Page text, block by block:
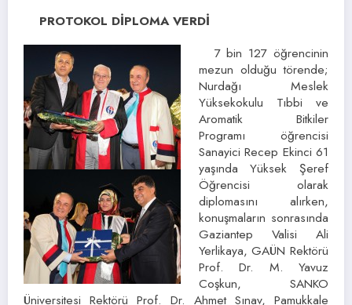
PROTOKOL DİPLOMA VERDİ
7 bin 127 öğrencinin
mezun olduğu törende;
Nurdağı Meslek
Yüksekokulu Tıbbi ve
Aromatik Bitkiler
Programı öğrencisi
Sanayici Recep Ekinci 61
yaşında Yüksek Şeref
Öğrencisi olarak
diplomasını alırken,
konuşmaların sonrasında
Gaziantep Valisi Ali
Yerlikaya, GAÜN Rektörü
Prof. Dr. M. Yavuz
Coşkun, SANKO
Üniversitesi Rektörü Prof. Dr. Ahmet Sınav, Pamukkale